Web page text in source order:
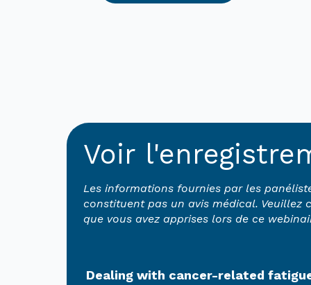
Voir
Les informations fournies par les
constituent pas un avis médical.
que vous avez apprises lors de ce
Dealing with cancer-related